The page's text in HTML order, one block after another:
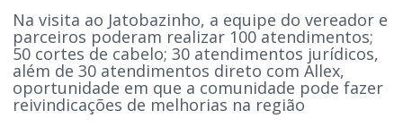
Na visita ao Jatobazinho, a equipe do vereador e
parceiros poderam realizar 100 atendimentos;
50 cortes de cabelo; 30 atendimentos jurídicos,
além de 30 atendimentos direto com Allex,
oportunidade em que a comunidade pode fazer
reivindicações de melhorias na região